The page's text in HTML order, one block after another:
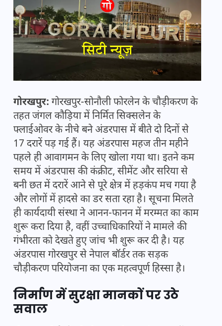
गोरखपुर: गोरखपुर-सोनौली फोरलेन के चौड़ीकरण के
तहत जंगल कौड़िया में निर्मित सिक्सलेन के
फ्लाईओवर के नीचे बने अंडरपास में बीते दो दिनों से
17 दरारें पड़ गई हैं। यह अंडरपास महज तीन महीने
पहले ही आवागमन के लिए खोला गया था। इतने कम
समय में अंडरपास की कंक्रीट, सीमेंट और सरिया से
बनी छत में दरारें आने से पूरे क्षेत्र में हड़कंप मच गया है
और लोगों में हादसे का डर सता रहा है। सूचना मिलते
ही कार्यदायी संस्था ने आनन-फानन में मरम्मत का काम
शुरू करा दिया है, वहीं उच्चाधिकारियों ने मामले की
गंभीरता को देखते हुए जांच भी शुरू कर दी है। यह
अंडरपास गोरखपुर से नेपाल बॉर्डर तक सड़क
चौड़ीकरण परियोजना का एक महत्वपूर्ण हिस्सा है।
निर्माण में सुरक्षा मानकों पर उठे
सवाल